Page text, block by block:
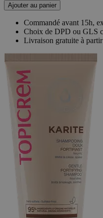
Ajouter au panier
Commandé avant 15h,
Choix de DPD ou GLS
Livraison gratuite à